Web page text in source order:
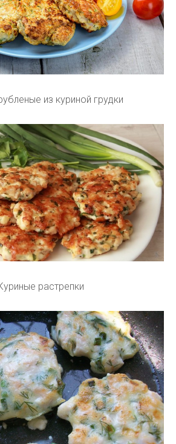
из куриной грудки
растрепки